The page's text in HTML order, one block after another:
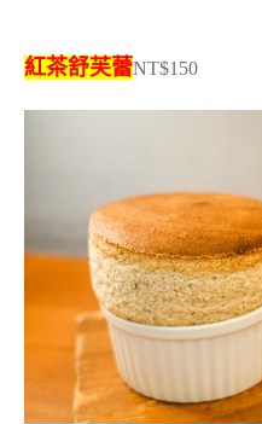
紅茶舒芙蕾NT$150